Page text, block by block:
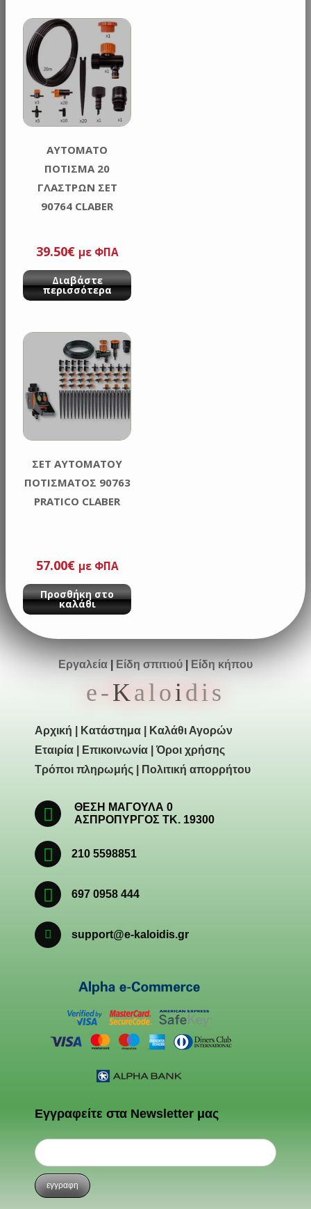
ΑΥΤΟΜΑΤΟ
ΠΟΤΙΣΜΑ 20
ΓΛΑΣΤΡΩΝ ΣΕΤ
90764 CLABER
39.50€ με ΦΠΑ
Διαβάστε
περισσότερα
ΣΕΤ ΑΥΤΟΜΑΤΟΥ
ΠΟΤΙΣΜΑΤΟΣ 90763
PRATICO CLABER
57.00€ με ΦΠΑ
Προσθήκη στο
καλάθι
Εργαλεία Είδη σπιτιού Είδη κήπου
e-Kaloi dis
Αρχική Κατάστημα
Καλάθι Αγορών
Εταιρία
Επικοινωνία |Όροι χρήσης
Τρόποι πληρωμής
Πολιτική απορρήτου
ΘΕΣΗ ΜΑΓΟΥΛΑ 0
ΑΣΠΡΟΠΥΡΓΟΣ ΤΚ. 19300
210 5598851
697 0958 444
support@e-kaloidis.gr
Εγγραφείτε στα Newsletter μας